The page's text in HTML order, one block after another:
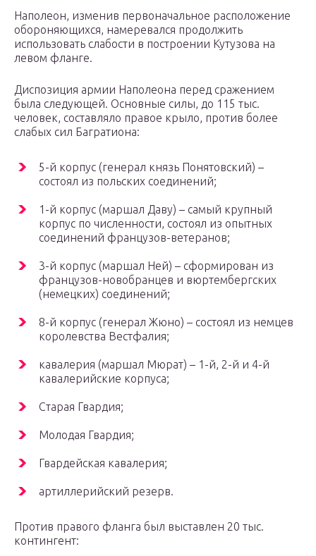
Наполеон, изменив первоначальное расположение
обороняющихся, намеревался продолжить
использовать слабости в построении Кутузова на
левом фланге.
Диспозиция армии Наполеона перед сражением
была следующей. Основные силы, до 115 тыс.
человек, составляло правое крыло, против более
слабых сил Багратиона:
5-й корпус (генерал князь Понятовский) –
состоял из польских соединений;
1-й корпус (маршал Даву) – самый крупный
корпус по численности, состоял из опытных
соединений французов-ветеранов;
3-й корпус (маршал Ней) – сформирован из
французов-новобранцев и вюртембергских
(немецких) соединений;
8-й корпус (генерал Жюно) – состоял из немцев
королевства Вестфалия;
кавалерия (маршал Мюрат) – 1-й, 2-й и 4-й
кавалерийские корпуса;
Старая Гвардия;
Молодая Гвардия;
Гвардейская кавалерия;
артиллерийский резерв.
Против правого фланга был выставлен 20 тыс.
контингент: